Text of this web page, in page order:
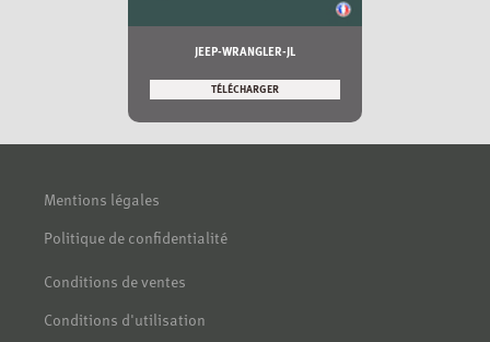
JEEP-WRANGLER-JL
TÉLÉCHARGER
Mentions légales
Politique de confidentialité
Conditions de ventes
Conditions d'utilisation